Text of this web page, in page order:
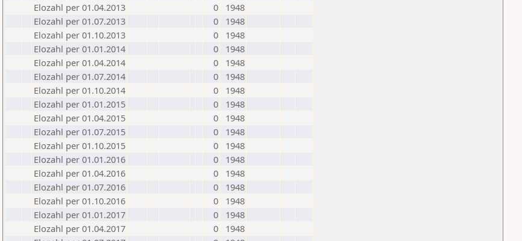
Elozahl per 01.04.2013
0
1948
Elozahl per 01.07.2013
0
1948
Elozahl per 01.10.2013
0
1948
Elozahl per 01.01.2014
0
1948
Elozahl per 01.04.2014
0
1948
Elozahl per 01.07.2014
0
1948
Elozahl per 01.10.2014
0
1948
Elozahl per 01.01.2015
0
1948
Elozahl per 01.04.2015
0
1948
Elozahl per 01.07.2015
0
1948
Elozahl per 01.10.2015
0
1948
Elozahl per 01.01.2016
0
1948
Elozahl per 01.04.2016
0
1948
Elozahl per 01.07.2016
0
1948
Elozahl per 01.10.2016
0
1948
Elozahl per 01.01.2017
0
1948
Elozahl per 01.04.2017
0
1948